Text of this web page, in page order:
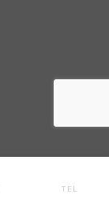
TEL